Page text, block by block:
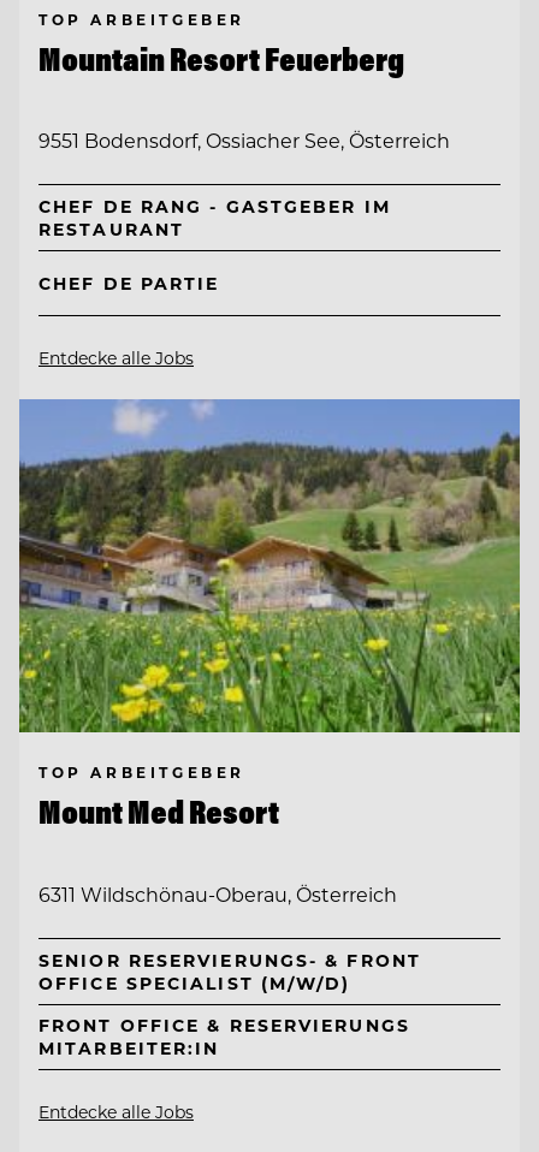
TOP ARBEITGEBER
Mountain Resort Feuerberg
9551 Bodensdorf, Ossiacher See, Österreich
CHEF DE RANG - GASTGEBER IM
RESTAURANT
CHEF DE PARTIE
Entdecke alle Jobs
TOP ARBEITGEBER
Mount Med Resort
6311 Wildschönau-Oberau, Österreich
SENIOR RESERVIERUNGS- & FRONT
OFFICE SPECIALIST (M/W/D)
FRONT OFFICE & RESERVIERUNGS
MITARBEITER:IN
Entdecke alle Jobs